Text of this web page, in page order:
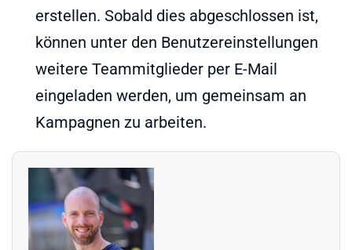
erstellen. Sobald dies abgeschlossen ist,
können unter den Benutzereinstellungen
weitere Teammitglieder per E-Mail
eingeladen werden, um gemeinsam an
Kampagnen zu arbeiten.